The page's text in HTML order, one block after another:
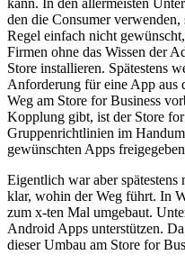
den die Consumer
Regel einfach nicht
Firmen ohne das Wissen der
Store installieren. Spätestens
Anforderung für eine App aus
Weg am Store for Business
Kopplung gibt, ist der Store
Gruppenrichtlinien im
gewünschten Apps
Eigentlich war aber
klar, wohin der Weg führt. In
zum x-ten Mal umgebaut.
Android Apps unterstützen.
dieser Umbau am Store for